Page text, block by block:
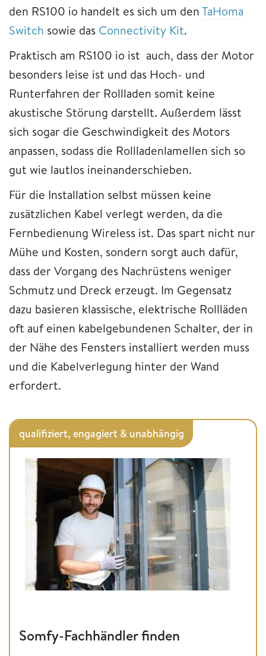
den RS100 io handelt es sich um denTaHoma
Switch sowie das Connectivity Kit.
Praktisch am RS100 io ist auch, dass der Motor
besonders leise ist und das Hoch- und
Runterfahren der Rollladen somit keine
akustische Störung darstellt. Außerdem lässt
sich sogar die Geschwindigkeit des Motors
anpassen, sodass die Rollladenlamellen sich so
gut wie lautlos ineinanderschieben.
Für die Installation selbst müssen keine
zusätzlichen Kabel verlegt werden, da die
Fernbedienung Wireless ist. Das spart nicht nur
Mühe und Kosten, sondern sorgt auch dafür,
dass der Vorgang des Nachrüstens weniger
Schmutz und Dreck erzeugt. Im Gegensatz
dazu basieren klassische, elektrische Rollläden
oft auf einen kabelgebundenen Schalter, der in
der Nähe des Fensters installiert werden muss
und die Kabelverlegung hinter der Wand
erfordert.
qualifiziert, engagiert & unabhängig
Somfy-Fachhändler finden